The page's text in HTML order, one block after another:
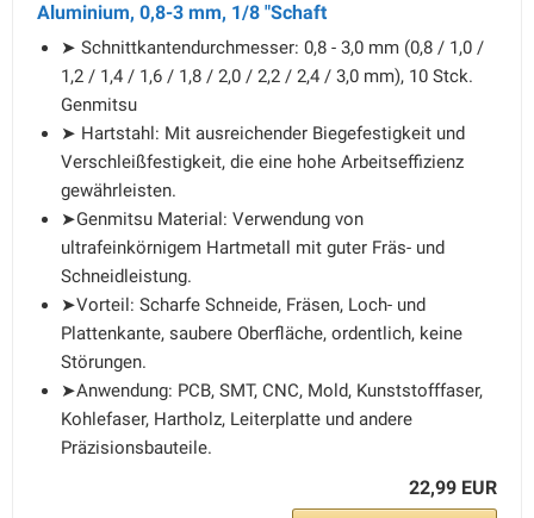
Aluminium, 0,8-3 mm, 1/8 "Schaft
➤ Schnittkantendurchmesser: 0,8 - 3,0 mm (0,8 / 1,0 /
1,2 / 1,4 / 1,6 / 1,8 / 2,0 / 2,2 / 2,4 / 3,0 mm), 10 Stck.
Genmitsu
➤ Hartstahl: Mit ausreichender Biegefestigkeit und
Verschleißfestigkeit, die eine hohe Arbeitseffizienz
gewährleisten.
➤Genmitsu Material: Verwendung von
ultrafeinkörnigem Hartmetall mit guter Fräs- und
Schneidleistung.
➤Vorteil: Scharfe Schneide, Fräsen, Loch- und
Plattenkante, saubere Oberfläche, ordentlich, keine
Störungen.
➤Anwendung: PCB, SMT, CNC, Mold, Kunststofffaser,
Kohlefaser, Hartholz, Leiterplatte und andere
Präzisionsbauteile.
22,99 EUR